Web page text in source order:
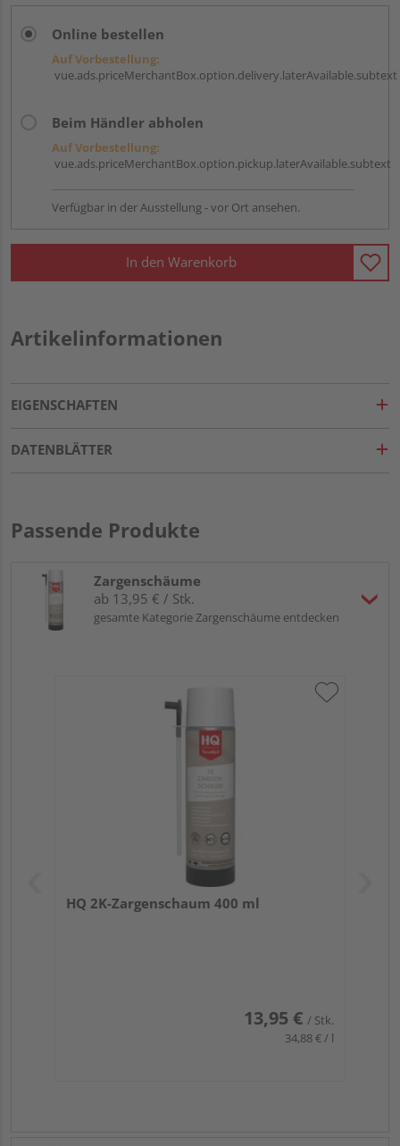
Online bestellen
Auf Vorbestellung:
vue.ads.priceMerchantBox.option.delivery.laterAvailable.subtext
Beim Händler abholen
Auf Vorbestellung:
vue.ads.priceMerchantBox.option.pickup.laterAvailable.subtext
Verfügbar in der Ausstellung - vor Ort ansehen.
In den Warenkorb
Artikelinformationen
EIGENSCHAFTEN
DATENBLÄTTER
Passende Produkte
Zargenschäume
ab 13,95 € / Stk.
gesamte Kategorie Zargenschäume entdecken
HQ 2K-Zargenschaum 400 ml
13,95 € / Stk.
34,88 € / l